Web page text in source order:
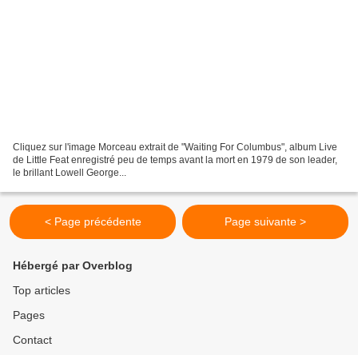
Cliquez sur l'image Morceau extrait de "Waiting For Columbus", album Live
de Little Feat enregistré peu de temps avant la mort en 1979 de son leader,
le brillant Lowell George...
< Page précédente Page suivante >
Hébergé par Overblog
Top articles
Pages
Contact